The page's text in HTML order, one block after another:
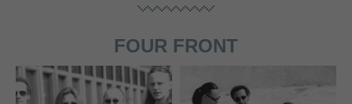
FOUR FRONT